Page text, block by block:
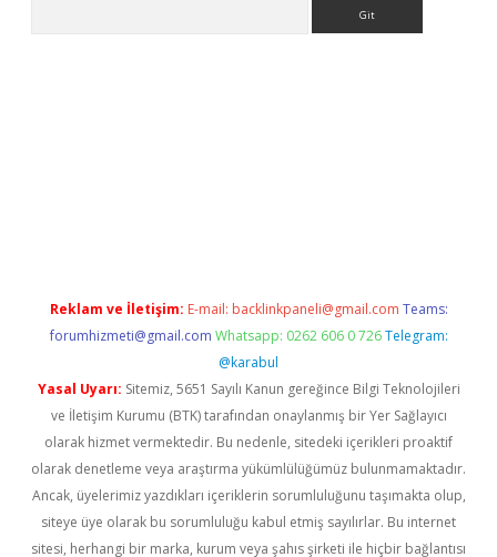
Reklam ve İletişim: E-mail: backlinkpaneli@gmail.com Teams:
forumhizmeti@gmail.com Whatsapp: 0262 606 0 726 Telegram:
@karabul
Yasal Uyarı: Sitemiz, 5651 Sayılı Kanun gereğince Bilgi Teknolojileri
ve İletişim Kurumu (BTK) tarafından onaylanmış bir Yer Sağlayıcı
olarak hizmet vermektedir. Bu nedenle, sitedeki içerikleri proaktif
olarak denetleme veya araştırma yükümlülüğümüz bulunmamaktadır.
Ancak, üyelerimiz yazdıkları içeriklerin sorumluluğunu taşımakta olup,
siteye üye olarak bu sorumluluğu kabul etmiş sayılırlar. Bu internet
sitesi, herhangi bir marka, kurum veya şahıs şirketi ile hiçbir bağlantısı